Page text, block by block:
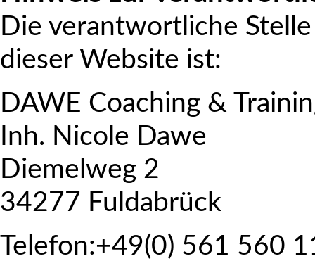
Die verantwortliche
dieser Website ist:
DAWE Coaching &
Inh. Nicole Dawe
Diemelweg 2
34277 Fuldabrück
Telefon:+49(0) 561 560